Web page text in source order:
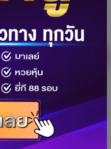
ยvip
บน
29
73
14
อนหลัง
อยปกติ
ยพิเศษ